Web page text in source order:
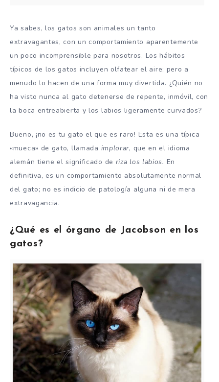
Ya sabes, los gatos son animales un tanto
extravagantes, con un comportamiento aparentemente
un poco incomprensible para nosotros. Los hábitos
típicos de los gatos incluyen olfatear el aire; pero a
menudo lo hacen de una forma muy divertida. ¿Quién no
ha visto nunca al gato detenerse de repente, inmóvil, con
la boca entreabierta y los labios ligeramente curvados?
Bueno, ¡no es tu gato el que es raro! Esta es una típica
«mueca» de gato, llamada implorar, que en el idioma
alemán tiene el significado de riza los labios. En
definitiva, es un comportamiento absolutamente normal
del gato; no es indicio de patología alguna ni de mera
extravagancia.
¿Qué es el órgano de Jacobson en los
gatos?